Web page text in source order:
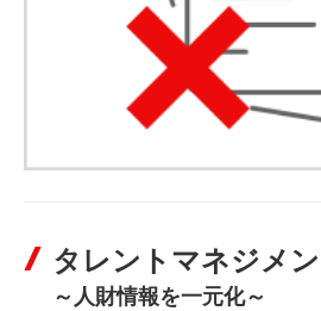
タレントマネジメ
～人財情報を一元化～